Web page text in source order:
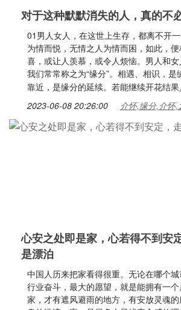
对于这种默默消失的人，真的不
01男人女人，在这世上生存，都离不开一
为情而悦，无情之人为情而困，如此，
喜，或让人羡慕，或令人烦恼。男人和女
我们常常称之为“缘分”。相遇、相识，
靠近，是缘分的延续。若能继续开花结果
2023-06-08 20:26:00 介怀,缘分,介怀
心安之处即是家，心若得不到安
是漂泊
中国人历来把家看得很重。无论在哪个
行业奋斗，最大的愿望，就是能拥有一
家，才有遮风避雨的地方，有安放灵魂